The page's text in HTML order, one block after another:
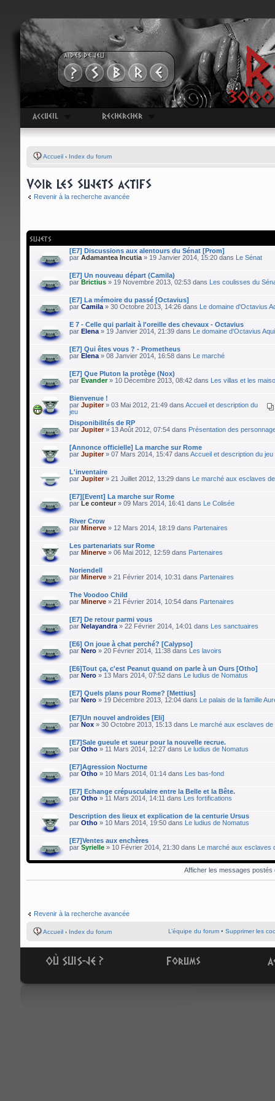
3000
AIDES DE JEU
Accueil Rechercher
Accueil ‹ Index du forum
Voir les sujets actifs
Revenir à la recherche avancée
SUJETS
[E7] Discussions aux alentours du Sénat [Prom]
par Adamantea Incutia » 19 Janvier 2014, 15:20 dans Le Sénat
[E7] Un nouveau départ (Camila)
par Brictius » 19 Novembre 2013, 02:53 dans Les coulisses du
[E7] La mémoire du passé [Octavius]
par Camila » 30 Octobre 2013, 14:26 dans Le domaine d'Octavius
E 7 - Celle qui parlait à l'oreille des chevaux - Octavius
par Elena » 19 Janvier 2014, 21:39 dans Le domaine d'Octavius
[E7] Qui êtes vous ? - Prometheus
par Elena » 08 Janvier 2014, 16:58 dans Le marché
[E7] Que Pluton la protège (Nox)
par Evander» 10 Décembre 2013, 08:42 dans Les villas et les
Bienvenue !
par Jupiter» 03 Mai 2012, 21:49 dans Accueil et description du
jeu
Disponibilités de RP
par Jupiter» 13 Août 2012, 07:54 dans Présentation des
[Annonce officielle] La marche sur Rome
par Jupiter» 07 Mars 2014, 15:47 dans Accueil et description du jeu
L'inventaire
par Jupiter» 21 Juillet 2012, 13:29 dans Le marché aux esclaves
[E7][Event] La marche sur Rome
par Le conteur » 09 Mars 2014, 16:41 dans Le Colisée
River Crow
par Minerve » 12 Mars 2014, 18:19 dans Partenaires
Les partenariats sur Rome
par Minerve » 06 Mai 2012, 12:59 dans Partenaires
Noriendell
par Minerve » 21 Février 2014, 10:31 dans Partenaires
The Voodoo Child
par Minerve » 21 Février 2014, 10:54 dans Partenaires
[E7] De retour parmi vous
par Nelayandra » 22 Février 2014, 14:01 dans Les sanctuaires
[E6] On joue à chat perché? [Calypso]
par Nero » 20 Février 2014, 11:38 dans Les lavoirs
[E6]Tout ça, c'est Peanut quand on parle à un Ours [Otho]
par Nero » 13 Mars 2014, 07:52 dans Le ludius de Nomatus
[E7] Quels plans pour Rome? [Mettius]
par Nero » 19 Décembre 2013, 12:04 dans Le palais de la famille
[E7]Un nouvel androïdes [Eli]
par Nox » 30 Octobre 2013, 15:13 dans Le marché aux esclaves de
[E7]Sale gueule et sueur pour la nouvelle recrue.
par Otho » 11 Mars 2014, 12:27 dans Le ludius de Nomatus
[E7]Agression Nocturne
par Otho » 10 Mars 2014, 01:14 dans Les bas-fond
[E7] Echange crépusculaire entre la Belle et la Bête.
par Otho » 11 Mars 2014, 14:11 dans Les fortifications
Description des lieux et explication de la centurie Ursus
par Otho » 10 Mars 2014, 19:50 dans Le ludius de Nomatus
[E7]Ventes aux enchères
par Syrielle » 10 Février 2014, 21:30 dans Le marché aux esclaves
Afficher les messages
Revenir à la recherche avancée
Accueil ‹ Index du forum L’équipe du forum • Supprimer les
OÙ SUIS-JE ? Forums